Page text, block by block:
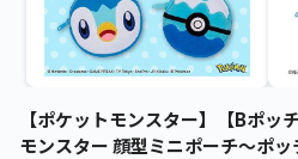
【ポケットモンスター】【Bポ
モンスター 顔型ミニポーチ～ポ